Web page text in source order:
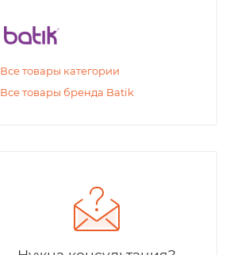
Все товары категории
Все товары бренда Batik